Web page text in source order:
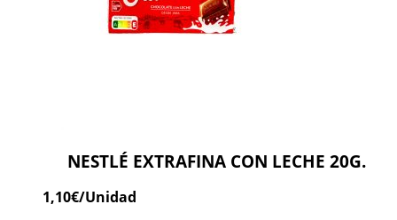
NESTLÉ EXTRAFINA CON LECHE 20G.
1,10€/Unidad